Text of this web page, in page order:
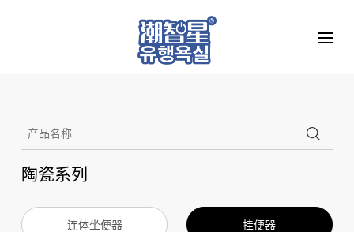
陶瓷系列
连体坐便器 挂便器